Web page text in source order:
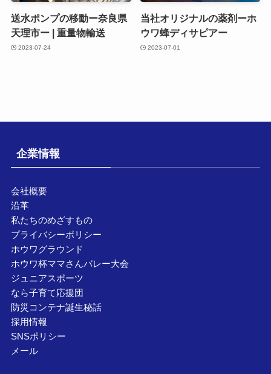
送水ポンプの移動ー奈良県
天理市ー | 重量物輸送
2023-07-24
当社オリジナルの薬剤ーホ
ウワ蜂ディサピアー
2023-07-01
企業情報
会社概要
沿革
私たちのめざすもの
プライバシーポリシー
ホウワグラウンド
ホウワ杯ママさんバレー大会
ジュニアスポーツ
なら子育て応援団
防災コンテナ誕生秘話
採用情報
SNSポリシー
メール